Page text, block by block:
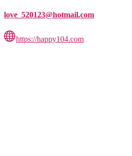
love_520123@hotmail.com
https://happy104.com